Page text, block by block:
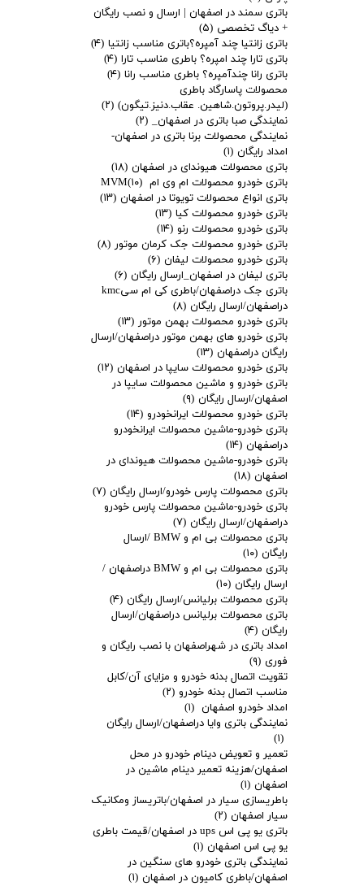
باتری سمند در اصفهان | ارسال و نصب رایگان
+ دیاگ تخصصی (۵)
باتری زانتیا چند آمپره؟باتری مناسب زانتیا (۴)
باتری تارا چند امپره؟ باطری مناسب تارا (۴)
باتری رانا چندآمپره؟ باطری مناسب رانا (۴)
محصولات پاسارگاد باطری
(لیدر.پروتون.شاهین. عقاب.دنیز.تیگون) (۲)
نمایندگی صبا باتری در اصفهان_ (۲)
نمایندگی محصولات برنا باتری در اصفهان-
امداد رایگان (۱)
باتری محصولات هیوندای در اصفهان (۱۸)
باتری خودرو محصولات ام وی ام MVM (۱۰)
باتری انواع محصولات تویوتا در اصفهان (۱۳)
باتری خودرو محصولات کیا (۱۳)
باتری خودرو محصولات رنو (۱۴)
باتری خودرو محصولات جک کرمان موتور (۸)
باتری خودرو محصولات لیفان (۶)
باتری لیفان در اصفهان_ارسال رایگان (۶)
باتری جک دراصفهان/باطری کی ام سیkmc
دراصفهان/ارسال رایگان (۸)
باتری خودرو محصولات بهمن موتور (۱۳)
باتری خودرو های بهمن موتور دراصفهان/ارسال
رایگان دراصفهان (۱۳)
باتری خودرو محصولات سایپا در اصفهان (۱۲)
باتری خودرو و ماشین محصولات سایپا در
اصفهان/ارسال رایگان (۹)
باتری خودرو محصولات ایرانخودرو (۱۴)
باتری خودرو-ماشین محصولات ایرانخودرو
دراصفهان (۱۴)
باتری خودرو-ماشین محصولات هیوندای در
اصفهان (۱۸)
باتری محصولات پارس خودرو/ارسال رایگان (۷)
باتری خودرو-ماشین محصولات پارس خودرو
دراصفهان/ارسال رایگان (۷)
باتری محصولات بی ام و BMW /ارسال
رایگان (۱۰)
باتری محصولات بی ام و BMW دراصفهان /
ارسال رایگان (۱۰)
باتری محصولات برلیانس/ارسال رایگان (۴)
باتری محصولات برلیانس دراصفهان/ارسال
رایگان (۴)
امداد باتری در شهراصفهان با نصب رایگان و
فوری (۹)
تقویت اتصال بدنه خودرو و مزایای آن/کابل
مناسب اتصال بدنه خودرو (۲)
امداد خودرو اصفهان (۱)
نمایندگی باتری وایا دراصفهان/ارسال رایگان
(۱)
تعمیر و تعویض دینام خودرو در محل
اصفهان/هزینه تعمیر دینام ماشین در
اصفهان (۱)
باطریسازی سیار در اصفهان/باتریساز ومکانیک
سیار اصفهان (۲)
باتری یو پی اس ups در اصفهان/قیمت باطری
یو پی اس اصفهان (۱)
نمایندگی باتری خودرو های سنگین در
اصفهان/باطری کامیون در اصفهان (۱)